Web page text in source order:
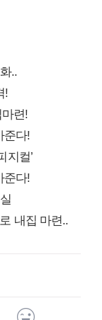
..
!
련!
준다!
지컬’
준다!
내집 마련..